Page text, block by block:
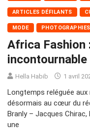
ARTICLES DÉFILANTS
MODE
Africa Fashion
incontournable
Hella Habib 1 avril
Longtemps reléguée
désormais au cœur du
Branly – Jacques
une